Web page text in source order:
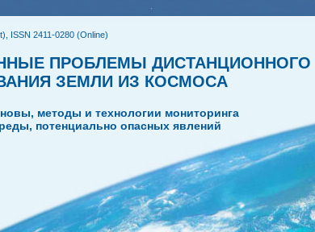
ISSN 2411-0280 (Online)
ПРОБЛЕМЫ ДИСТАНЦИОННОГО
ЗЕМЛИ ИЗ КОСМОСА
методы и технологии мониторинга
потенциально опасных явлений